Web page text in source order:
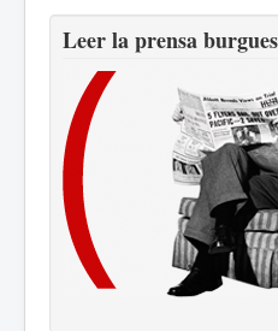
Leer la prensa